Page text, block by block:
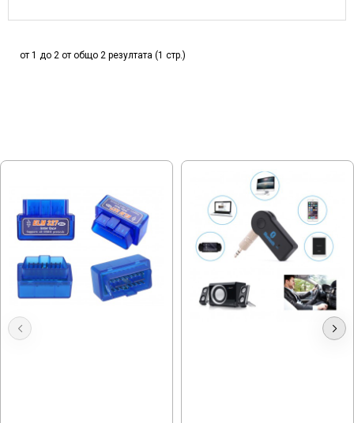
от 1 до 2 от общо 2 резултата (1 стр.)
OBD2 Диагностика Elm327